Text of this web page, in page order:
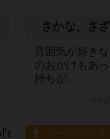
さかな、さ
雰囲気が好き
のおかげもあ
持ちが...
ルール/インスト